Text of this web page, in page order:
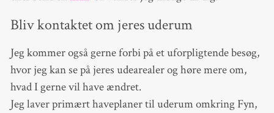
Bliv kontaktet om jeres uderum
Jeg kommer også gerne forbi på et uforpligtende besøg,
hvor jeg kan se på jeres udearealer og høre mere om,
hvad I gerne vil have ændret.
Jeg laver primært haveplaner til uderum omkring Fyn,